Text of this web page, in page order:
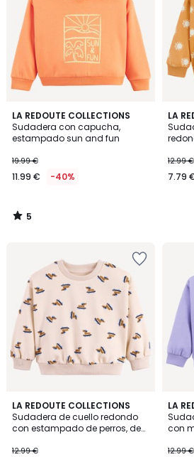
LA REDOUTE COLLECTIONS
Sudadera con capucha,
estampado sun and fun
19.99 €
11.99 € -40%
5
/
5
5
/
LA
12.99 €
7.79
LA REDOUTE COLLECTIONS
Sudadera de cuello redondo
con estampado de perros, de
12.99 €
LA
con
12.99 €
5
/
5